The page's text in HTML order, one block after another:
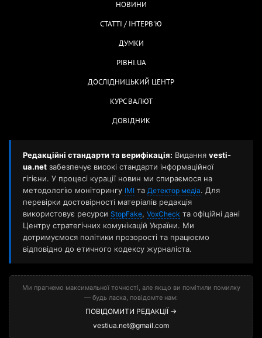
НОВИНИ
СТАТТІ / ІНТЕРВ'Ю
ДУМКИ
РІВНІ.UA
ДОСЛІДНИЦЬКИЙ ЦЕНТР
КУРС ВАЛЮТ
ДОВІДНИК
Редакційні стандарти та верифікація: Видання vesti-
ua.net забезпечує високі стандарти інформаційної
гігієни. У процесі курації новин ми спираємося на
методологію моніторингу ІМІ та Детектор медіа. Для
перевірки достовірності матеріалів редакція
використовує ресурси StopFake, VoxCheck та офіційні дані
Центру стратегічних комунікацій України. Ми
дотримуємося політики прозорості та працюємо
відповідно до етичного кодексу журналіста.
Ми прагнемо максимальної точності, але якщо ви помітили помилку
— будь ласка, повідомте нам:
ПОВІДОМИТИ РЕДАКЦІЇ →
vestiua.net@gmail.com